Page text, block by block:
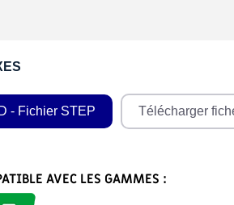
- Fichier STEP Télécharger
AVEC LES GAMMES :